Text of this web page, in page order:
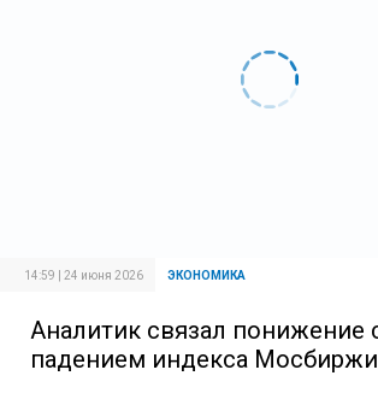
14:59 | 24 июня 2026 ЭКОНОМИКА
Аналитик связал понижение
падением индекса Мосбиржи